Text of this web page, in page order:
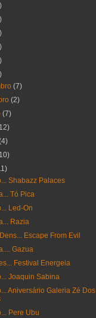
(7)
(2)
(7)
Shabazz Palaces
Tó Pica
Led-On
Razia
Escape From Evil
Gazua
Festival Energeia
Joaquin Sabina
Aniversário Galeria Zé Dos
Pere Ubu